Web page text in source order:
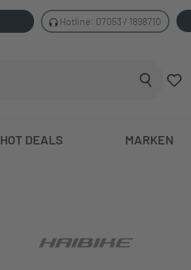
Hotline: 07053 / 1898710
HOT DEALS MARKEN